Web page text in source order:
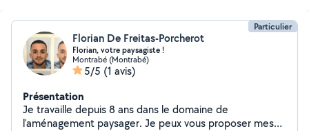
Particulier
Florian De Freitas-Porcherot
Florian, votre paysagiste !
Montrabé (Montrabé)
5/5 (1 avis)
Présentation
Je travaille depuis 8 ans dans le domaine de
l'aménagement paysager. Je peux vous proposer mes